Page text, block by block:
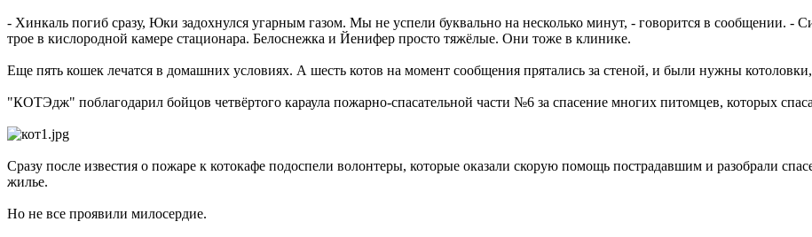
- Хинкаль погиб сразу, Юки задохнулся угарным газом. Мы не успели буквально на несколько минут, - говорится в сообщении. -
трое в кислородной камере стационара. Белоснежка и Йенифер просто тяжёлые. Они тоже в клинике.
Еще пять кошек лечатся в домашних условиях. А шесть котов на момент сообщения прятались за стеной, и были нужны
"КОТЭдж" поблагодарил бойцов четвёртого караула пожарно-спасательной части №6 за спасение многих питомцев, которых
Сразу после известия о пожаре к котокафе подоспели волонтеры, которые оказали скорую помощь пострадавшим и разобрали
жилье.
Но не все проявили милосердие.